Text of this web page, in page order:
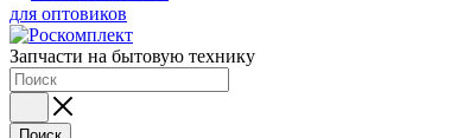
для оптовиков
Запчасти на бытовую технику